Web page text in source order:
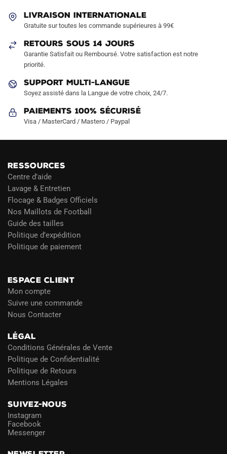
être
choisies
sur
page
produit
la
LIVRAISON INTERNATIONALE
Gratuite sur toutes les commande supérieures à 99€
RETOURS SOUS 14 JOURS
Garantie Satisfait ou Remboursé. Votre satisfaction est notre
priorité.
SUPPORT MULTI-LANGUE
Soyez assisté dans la Langue de votre choix, 24/7.
Paiements 100% Sécurisé
Visa / MasterCard / Mastero / Paypal
RESSOURCES
Centre d’aide
Lavage & Entretien
Flocage & Badges Officiels
Nos Maillots de Football
Guide des tailles
Politique d’expédition
Politique de paiement
ESPACE CLIENT
Mon compte
Suivre une commande
Nous Contacter
LÉGAL
Conditions Générales de Vente
Politique de Confidentialité
Politique de Retours
Mentions Légales
SUIVEZ-NOUS
Instagram
Facebook
Messenger